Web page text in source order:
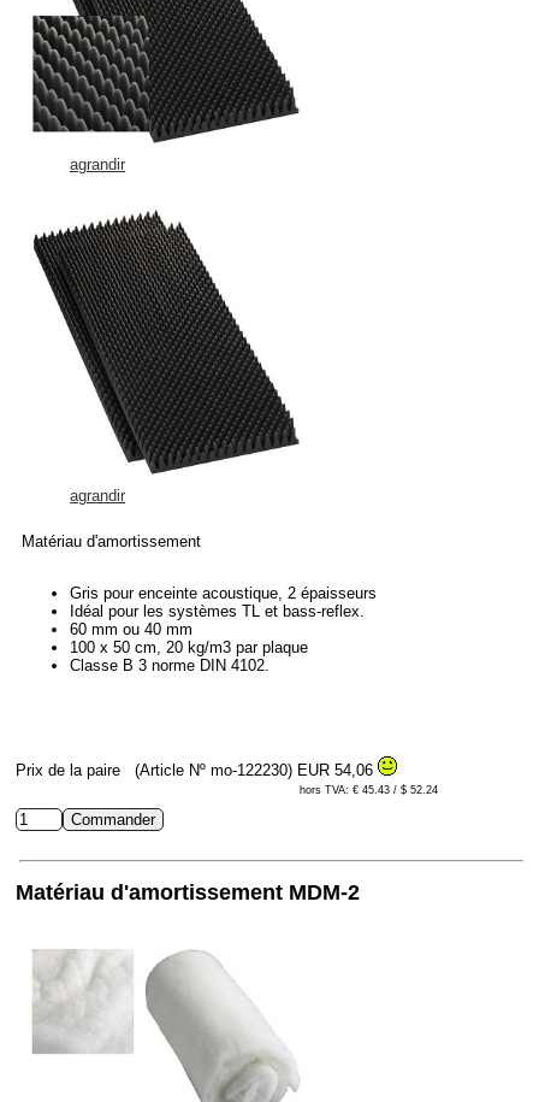
agrandir
agrandir
Matériau d'amortissement
Gris pour enceinte acoustique, 2 épaisseurs
Idéal pour les systèmes TL et bass-reflex.
60 mm ou 40 mm
100 x 50 cm, 20 kg/m3 par plaque
Classe B 3 norme DIN 4102.
Prix de la paire (Article Nº mo-122230) EUR 54,06
hors TVA: € 45.43 / $ 52.24
Matériau d'amortissement MDM-2